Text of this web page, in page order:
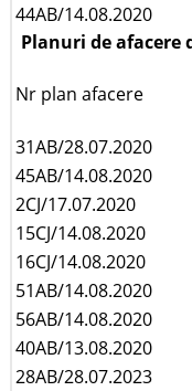
44AB/14.08.2020
Planuri de afacere
Nr plan afacere
31AB/28.07.2020
45AB/14.08.2020
2CJ/17.07.2020
15CJ/14.08.2020
16CJ/14.08.2020
51AB/14.08.2020
56AB/14.08.2020
40AB/13.08.2020
28AB/28.07.2023